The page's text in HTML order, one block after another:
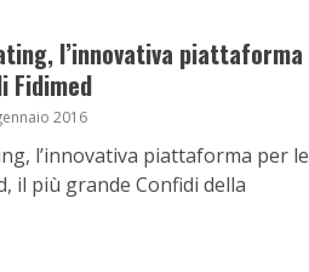
l’innovativa piattaforma
Fidimed
2016
l’innovativa piattaforma per le
il più grande Confidi della